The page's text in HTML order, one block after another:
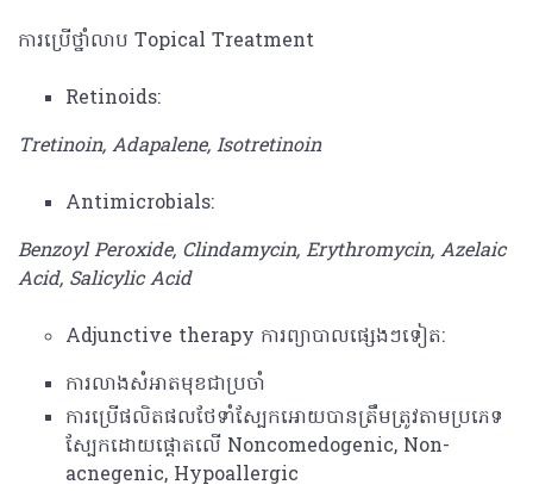
ការប្រើថ្នាំលាប Topical Treatment
Retinoids:
Tretinoin, Adapalene, Isotretinoin
Antimicrobials:
Benzoyl Peroxide, Clindamycin, Erythromycin, Azelaic
Acid, Salicylic Acid
Adjunctive therapy ការព្យាបាលផ្សេងៗទៀត:
ការលាងសំអាតមុខជាប្រចាំ
ការប្រើផលិតផលថែទាំស្បែកអោយបានត្រឹមត្រូវតាមប្រភេទ
ស្បែក​ដោយផ្តោតលើ​ Noncomedogenic, Non-
acnegenic, Hypoallergic